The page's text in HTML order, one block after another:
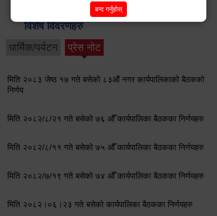
विशेष विवरणहरु
धार्मिक/पर्यटन प्रेस नोट
मिति २०८३ जेष्ठ १७ गते बसेको ८३औं नगर कार्यपालिकाको बैठकको
निर्णय
मिति २०८२/८/२१ गते बसेको ७६ औँ कार्यपालिका बैठकका निर्णयहरु
मिति २०८२/८/११ गते बसेको ७५ औँ कार्यपालिका बैठकका निर्णयहरु
मिति २०८२/७/१९ गते बसेको ७४ औँ कार्यपालिका बैठकका निर्णयहरु
मिति २०८२।०६।२३ गते बसेको कार्यपालिका बैठकका निर्णयहरु
बन्द गर्नुहोस्